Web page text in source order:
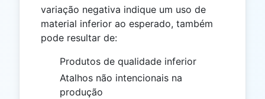
variação negativa indique um uso de
material inferior ao esperado, também
pode resultar de:
Produtos de qualidade inferior
Atalhos não intencionais na
produção